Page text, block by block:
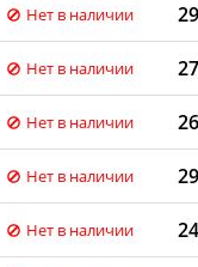
Нет в наличии
Нет в наличии
Нет в наличии
Нет в наличии
Нет в наличии